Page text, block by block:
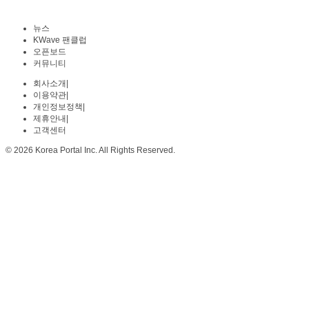
뉴스
KWave 팬클럽
오픈보드
커뮤니티
회사소개
이용약관
개인정보정책
제휴안내
고객센터
© 2026 Korea Portal Inc. All Rights Reserved.